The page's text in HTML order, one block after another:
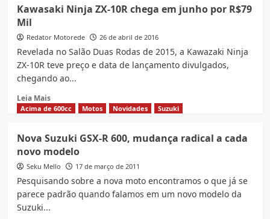
Kawasaki Ninja ZX-10R chega em junho por R$79
Mil
Redator Motorede 26 de abril de 2016
Revelada no Salão Duas Rodas de 2015, a Kawazaki Ninja
ZX-10R teve preço e data de lançamento divulgados,
chegando ao...
Leia MaisRead
more
Ninja
ZX-
10R
chega
junho
por
Acima de 600cc Motos Novidades Suzuki
Nova Suzuki GSX-R 600, mudança radical a cada
novo modelo
Seku Mello 17 de março de 2011
Pesquisando sobre a nova moto encontramos o que já se
parece padrão quando falamos em um novo modelo da
Suzuki...